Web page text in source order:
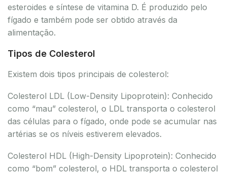
esteroides e síntese de vitamina D. É produzido pelo
fígado e também pode ser obtido através da
alimentação.
Tipos de Colesterol
Existem dois tipos principais de colesterol:
Colesterol LDL (Low-Density Lipoprotein): Conhecido
como “mau” colesterol, o LDL transporta o colesterol
das células para o fígado, onde pode se acumular nas
artérias se os níveis estiverem elevados.
Colesterol HDL (High-Density Lipoprotein): Conhecido
como “bom” colesterol, o HDL transporta o colesterol